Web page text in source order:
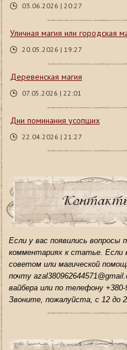
03.06.2026 | 20:27
Уличная магия или городская
20.05.2026 | 19:27
Деревенская магия
07.05.2026 | 22:01
Дни поминания усопших
22.04.2026 | 21:27
Если у вас появились
комментариях к статье.
советом или магической
почту
вайбера или по телефону
Звоните, пожалуйста, с 12 до